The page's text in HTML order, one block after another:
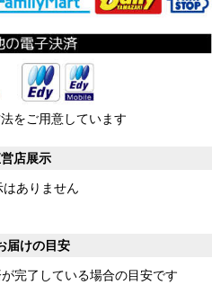
をご用意しています
店展示
ありません
届けの目安
完了している場合の目安です